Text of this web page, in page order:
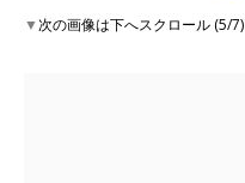
▼次の画像は下へスクロール (5/7)